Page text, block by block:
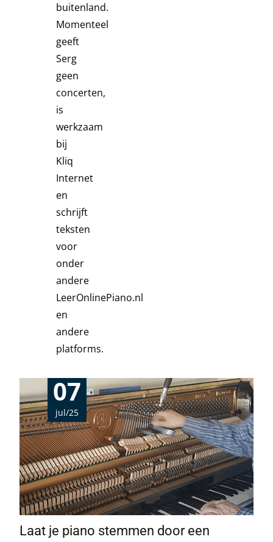
buitenland.
Momenteel
geeft
Serg
geen
concerten,
is
werkzaam
bij
Kliq
Internet
en
schrijft
teksten
voor
onder
andere
LeerOnlinePiano.nl
en
andere
platforms.
07
jul/25
Laat je piano stemmen door een